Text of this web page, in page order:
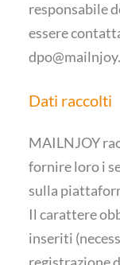
responsabile
essere
Dati raccolti
MAILNJOY
fornire loro i
sulla
Il carattere
inseriti